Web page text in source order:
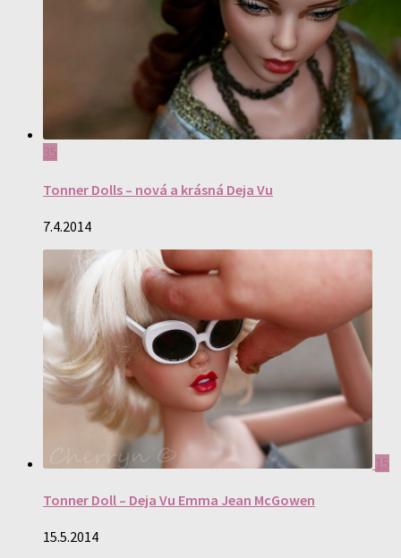
35
Tonner Dolls – nová a krásná Deja Vu
7.4.2014
15
Tonner Doll – Deja Vu Emma Jean McGowen
15.5.2014